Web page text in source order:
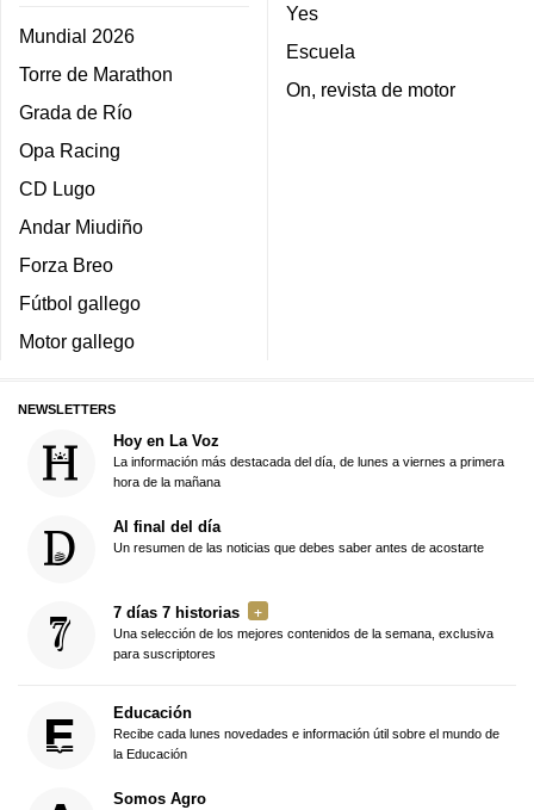
Mundial 2026
Torre de Marathon
Grada de Río
Opa Racing
CD Lugo
Andar Miudiño
Forza Breo
Fútbol gallego
Motor gallego
Yes
Escuela
On, revista de motor
NEWSLETTERS
Hoy en La Voz
La información más destacada del día, de lunes a viernes a primera
hora de la mañana
Al final del día
Un resumen de las noticias que debes saber antes de acostarte
7 días 7 historias
Una selección de los mejores contenidos de la semana, exclusiva
para suscriptores
Educación
Recibe cada lunes novedades e información útil sobre el mundo de
la Educación
Somos Agro